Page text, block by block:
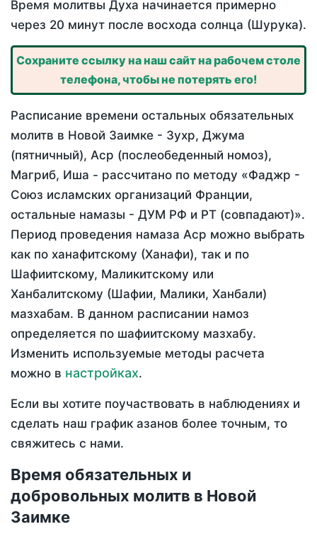
Время молитвы Духа начинается примерно
через 20 минут после восхода солнца (Шурука).
Сохраните ссылку на наш сайт на рабочем столе
телефона, чтобы не потерять его!
Расписание времени остальных обязательных
молитв в Новой Заимке - Зухр, Джума
(пятничный), Аср (послеобеденный номоз),
Магриб, Иша - рассчитано по методу «Фаджр -
Союз исламских организаций Франции,
остальные намазы - ДУМ РФ и РТ (совпадают)».
Период проведения намаза Аср можно выбрать
как по ханафитскому (Ханафи), так и по
Шафиитскому, Маликитскому или
Ханбалитскому (Шафии, Малики, Ханбали)
мазхабам. В данном расписании намоз
определяется по шафиитскому мазхабу.
Изменить используемые методы расчета
можно в настройках.
Если вы хотите поучаствовать в наблюдениях и
сделать наш график азанов более точным, то
свяжитесь с нами.
Время обязательных и
добровольных молитв в Новой
Заимке